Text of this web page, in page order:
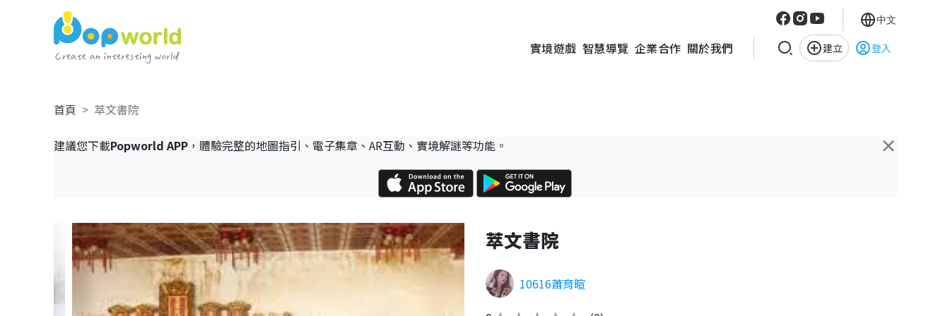
實境遊戲 智慧導覽 企業合作 關於我們 建立 登入
中文
首頁 萃文書院
×
建議您下載Popworld APP，體驗完整的地圖指引、電子集章、AR互動、實境解謎等功能。
萃文書院
10616蕭育暄